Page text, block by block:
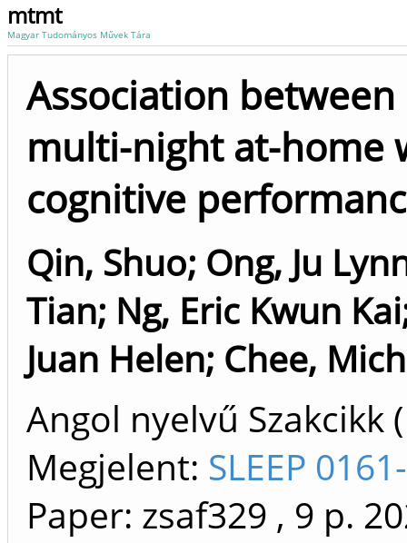
mtmt
Magyar Tudományos Művek Tára
Association
multi-night at-home
cognitive
Qin, Shuo; Ong, Ju
Tian; Ng, Eric Kwun Kai
Juan Helen; Chee,
Angol nyelvű
Megjelent: SLEEP
Paper: zsaf329 , 9 p.